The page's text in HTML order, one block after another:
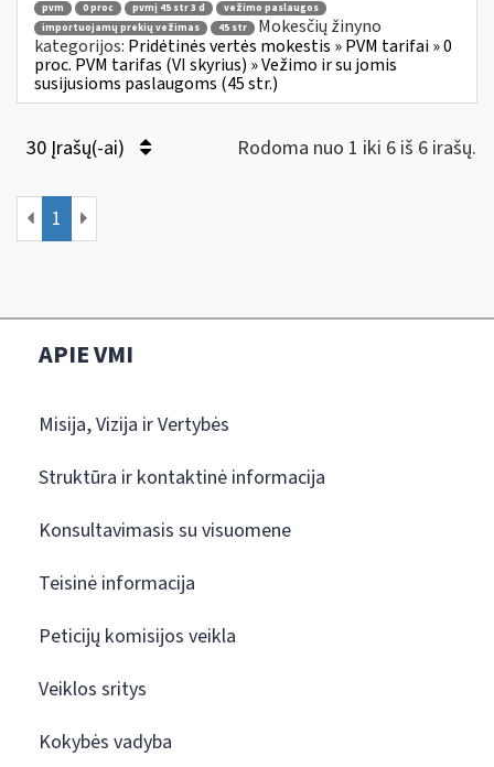
pvm 0 proc pvmį 45 str 3 d
vežimo paslaugos
importuojamų prekių vežimas
45 str
Mokesčių žinyno
kategorijos: Pridėtinės vertės mokestis » PVM tarifai » 0
proc. PVM tarifas (VI skyrius) » Vežimo ir su jomis
susijusioms paslaugoms (45 str.)
30 Įrašų(-ai) Rodoma nuo 1 iki 6 iš 6 irašų.
1
APIE VMI
Misija, Vizija ir Vertybės
Struktūra ir kontaktinė informacija
Konsultavimasis su visuomene
Teisinė informacija
Peticijų komisijos veikla
Veiklos sritys
Kokybės vadyba